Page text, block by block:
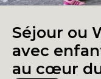
Séjour ou
avec
au cœur